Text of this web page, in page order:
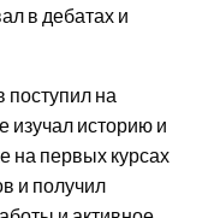
в дебатах и
на
изучал историю и
на первых курсах
и получил